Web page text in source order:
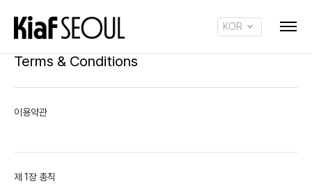
KOR
Terms & Conditions
이용약관
제 1장 총칙